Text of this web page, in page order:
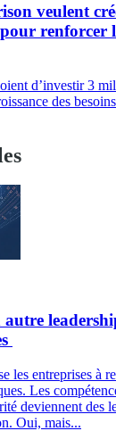
veulent
renforcer
d’investir 3
des
les entreprises à
Les
deviennent des
Oui, mais...